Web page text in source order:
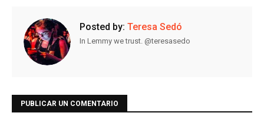
Posted by: Teresa Sedó
In Lemmy we trust. @teresasedo
PUBLICAR UN COMENTARIO